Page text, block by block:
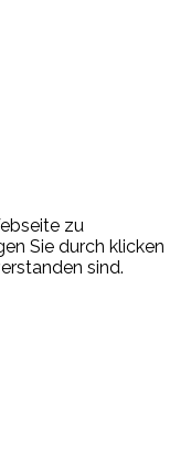
zu
Sie durch klicken
sind.